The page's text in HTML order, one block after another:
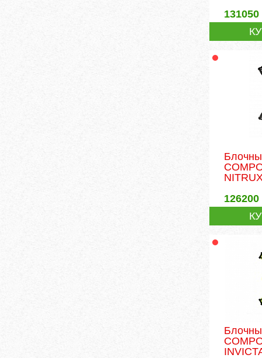
131050
126200